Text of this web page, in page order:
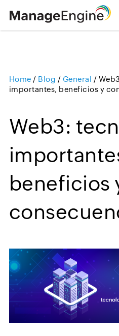
Home / Blog / General /
importantes, beneficios y
Web3:
beneficios